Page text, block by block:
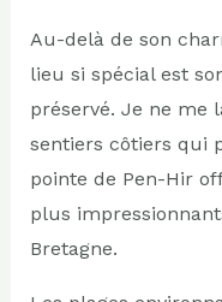
Au-delà de son
lieu si spécial est
préservé. Je ne me
sentiers côtiers qui
pointe de Pen-Hir
plus
Bretagne.